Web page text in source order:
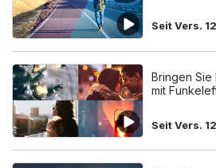
Seit Vers. 12
Bringen Sie
mit
Seit Vers. 12